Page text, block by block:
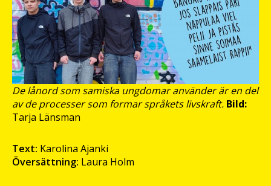
De lånord som samiska ungdomar använder är en del
av de processer som formar språkets livskraft. Bild:
Tarja Länsman
Text: Karolina Ajanki
Översättning: Laura Holm